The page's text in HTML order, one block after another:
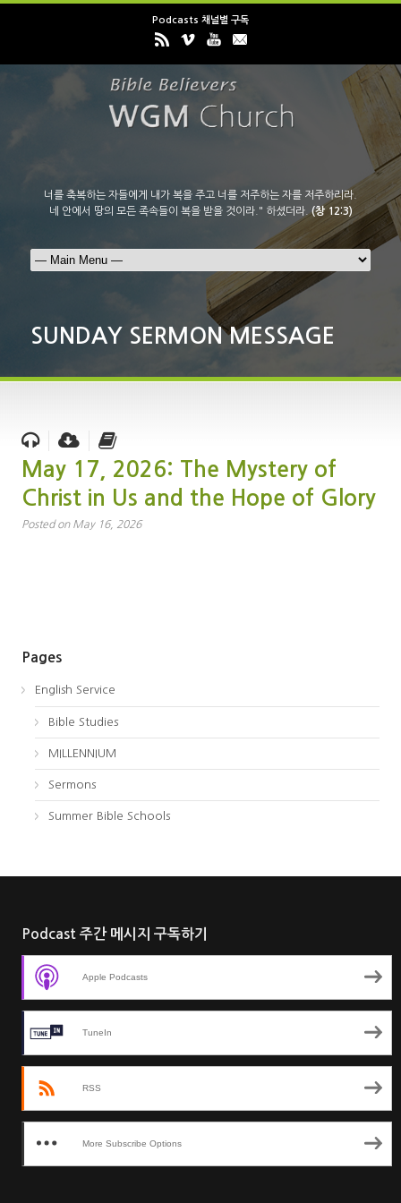
Podcasts 채널별 구독
너를 축복하는 자들에게 내가 복을 주고 너를 저주하는 자를 저주하리라.
네 안에서 땅의 모든 족속들이 복을 받을 것이라." 하셨더라.(창 12:3)
SUNDAY SERMON MESSAGE
May 17, 2026: The Mystery of
Christ in Us and the Hope of Glory
Posted on May 16, 2026
Pages
English Service
Bible Studies
MILLENNIUM
Sermons
Summer Bible Schools
Podcast 주간 메시지 구독하기
Apple Podcasts
TuneIn
RSS
More Subscribe Options